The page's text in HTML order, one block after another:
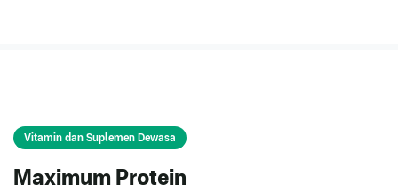
Vitamin dan Suplemen Dewasa
Maximum Protein